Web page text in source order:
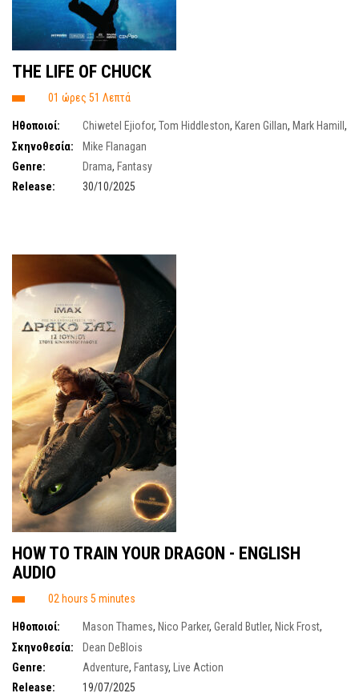
THE LIFE OF CHUCK
01 ώρες 51 Λεπτά
Ηθοποιοί: Chiwetel Ejiofor, Tom Hiddleston, Karen Gillan, Mark Hamill ,
Jacob Tremblay,Benjamin Pajak
Σκηνοθεσία:
Mike Flanagan
Genre:
Drama, Fantasy
Release:
30/10/2025
ΗΟW TO TRAIN YOUR DRAGON - ENGLISH
AUDIO
02 hours 5 minutes
Ηθοποιοί: Mason Thames, Nico Parker, Gerald Butler, Nick Frost,
Gabriel Howell
Julian Dennison
Σκηνοθεσία:
Dean DeBlois
Genre:
Adventure, Fantasy,
Live Action
Release:
19/07/2025